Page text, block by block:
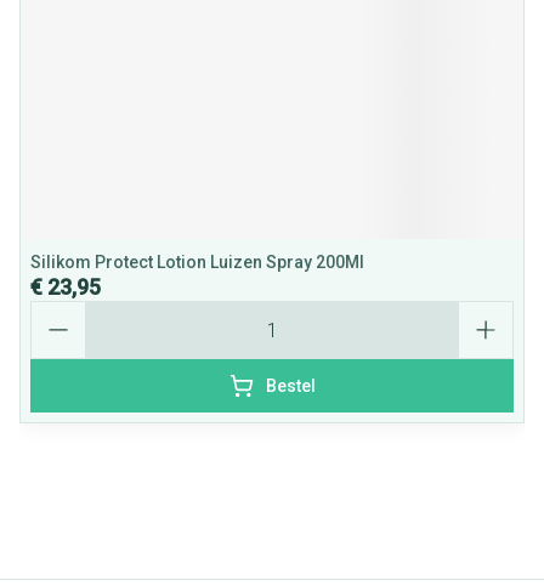
Silikom Protect Lotion Luizen Spray 200Ml
€ 23,95
Bestel